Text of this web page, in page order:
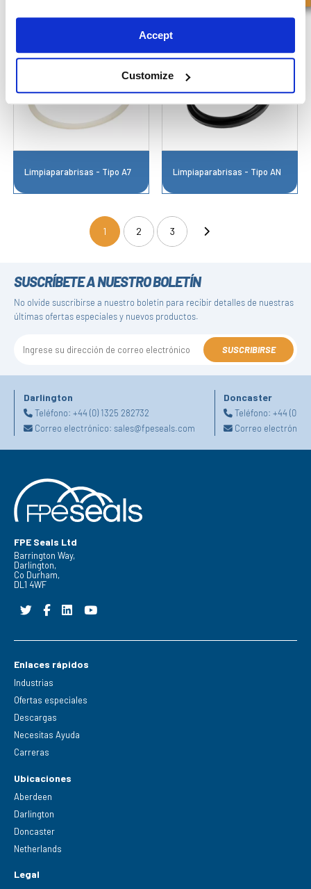
Accept
Customize
Limpiaparabrisas - Tipo A7 Limpiaparabrisas - Tipo AN
1(current)2 3
SUSCRÍBETE A NUESTRO BOLETÍN
No olvide suscribirse a nuestro boletín para recibir detalles de nuestras
últimas ofertas especiales y nuevos productos.
SUSCRIBIRSE
Darlington
Teléfono: +44 (0) 1325 282732
Correo electrónico: sales@fpeseals.com
Doncaster
Teléfono:+44 (0)
Correo
FPE Seals Ltd
Barrington Way,
Darlington,
Co Durham,
DL1 4WF
Enlaces rápidos
Industrias
Ofertas especiales
Descargas
Necesitas Ayuda
Carreras
Ubicaciones
Aberdeen
Darlington
Doncaster
Netherlands
Legal